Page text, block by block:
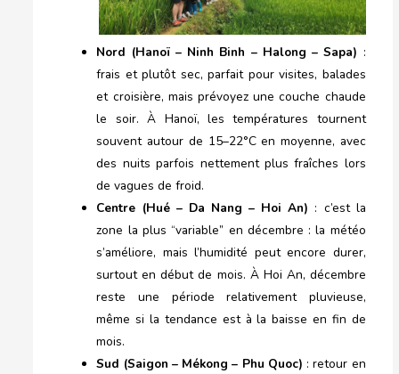
Nord (Hanoï – Ninh Binh – Halong – Sapa) :
frais et plutôt sec, parfait pour visites, balades
et croisière, mais prévoyez une couche chaude
le soir. À Hanoï, les températures tournent
souvent autour de 15–22°C en moyenne, avec
des nuits parfois nettement plus fraîches lors
de vagues de froid.
Centre (Hué – Da Nang – Hoi An) : c’est la
zone la plus “variable” en décembre : la météo
s’améliore, mais l’humidité peut encore durer,
surtout en début de mois. À Hoi An, décembre
reste une période relativement pluvieuse,
même si la tendance est à la baisse en fin de
mois.
Sud (Saigon – Mékong – Phu Quoc) : retour en